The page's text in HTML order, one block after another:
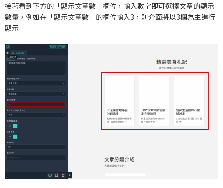
接著看到下方的「顯示文章數」欄位，輸入數字即可選擇文章的顯示
數量，例如在「顯示文章數」的欄位輸入3，則介面將以3欄為主進行
顯示